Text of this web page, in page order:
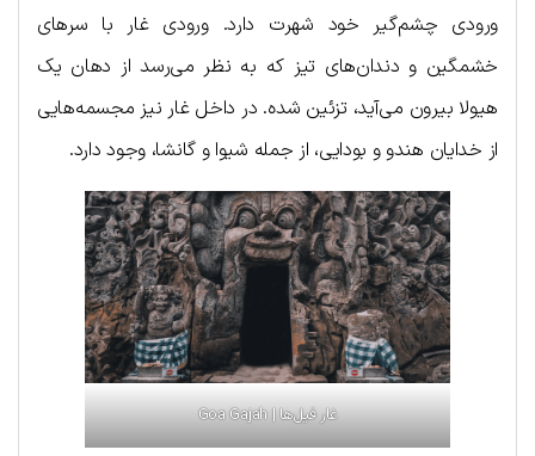
ورودی چشم‌گیر خود شهرت دارد. ورودی غار با سرهای
خشمگین و دندان‌های تیز که به نظر می‌رسد از دهان یک
هیولا بیرون می‌آید، تزئین شده. در داخل غار نیز مجسمه‌هایی
از خدایان هندو و بودایی، از جمله شیوا و گانشا، وجود دارد.
غار فیل‌ها | Goa Gajah